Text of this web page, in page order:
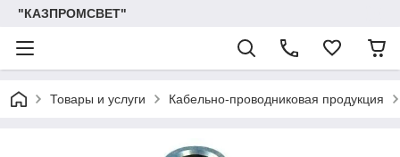
"КАЗПРОМСВЕТ"
Товары и услуги Кабельно-проводниковая продукция